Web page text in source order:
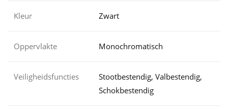
Kleur Zwart
Oppervlakte Monochromatisch
Veiligheidsfuncties
Stootbestendig, Valbestendig,
Schokbestendig